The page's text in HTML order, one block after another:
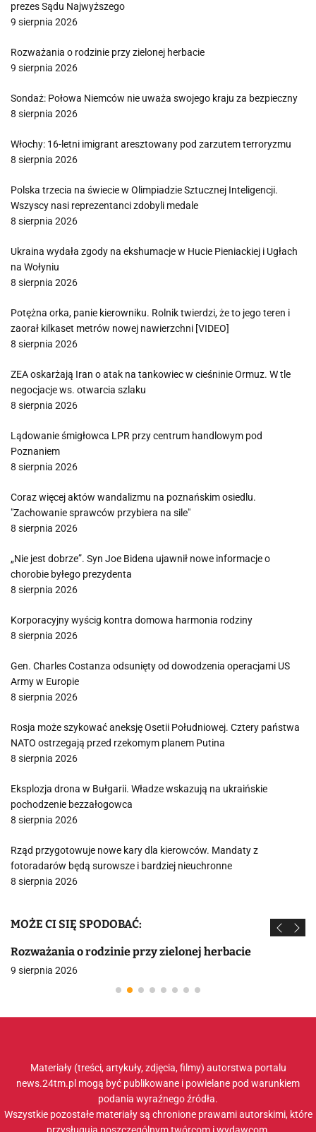
prezes Sądu Najwyższego
9 sierpnia 2026
Rozważania o rodzinie przy zielonej herbacie
9 sierpnia 2026
Sondaż: Połowa Niemców nie uważa swojego kraju za bezpieczny
8 sierpnia 2026
Włochy: 16-letni imigrant aresztowany pod zarzutem terroryzmu
8 sierpnia 2026
Polska trzecia na świecie w Olimpiadzie Sztucznej Inteligencji.
Wszyscy nasi reprezentanci zdobyli medale
8 sierpnia 2026
Ukraina wydała zgody na ekshumacje w Hucie Pieniackiej i Ugłach
na Wołyniu
8 sierpnia 2026
Potężna orka, panie kierowniku. Rolnik twierdzi, że to jego teren i
zaorał kilkaset metrów nowej nawierzchni [VIDEO]
8 sierpnia 2026
ZEA oskarżają Iran o atak na tankowiec w cieśninie Ormuz. W tle
negocjacje ws. otwarcia szlaku
8 sierpnia 2026
Lądowanie śmigłowca LPR przy centrum handlowym pod
Poznaniem
8 sierpnia 2026
Coraz więcej aktów wandalizmu na poznańskim osiedlu.
"Zachowanie sprawców przybiera na sile"
8 sierpnia 2026
„Nie jest dobrze”. Syn Joe Bidena ujawnił nowe informacje o
chorobie byłego prezydenta
8 sierpnia 2026
Korporacyjny wyścig kontra domowa harmonia rodziny
8 sierpnia 2026
Gen. Charles Costanza odsunięty od dowodzenia operacjami US
Army w Europie
8 sierpnia 2026
Rosja może szykować aneksję Osetii Południowej. Cztery państwa
NATO ostrzegają przed rzekomym planem Putina
8 sierpnia 2026
Eksplozja drona w Bułgarii. Władze wskazują na ukraińskie
pochodzenie bezzałogowca
8 sierpnia 2026
Rząd przygotowuje nowe kary dla kierowców. Mandaty z
fotoradarów będą surowsze i bardziej nieuchronne
8 sierpnia 2026
MOŻE CI SIĘ SPODOBAĆ:
Rozważania o rodzinie przy zielonej herbacie
9 sierpnia 2026
Materiały (treści, artykuły, zdjęcia, filmy) autorstwa portalu
news.24tm.pl mogą być publikowane i powielane pod warunkiem
podania wyraźnego źródła.
Wszystkie pozostałe materiały są chronione prawami autorskimi, które